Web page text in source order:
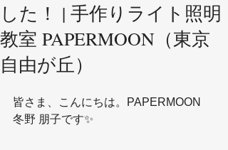
した！ | 手作りライト照明
教室 PAPERMOON（東京
自由が丘）
皆さま、こんにちは。PAPERMOON
冬野 朋子です✨